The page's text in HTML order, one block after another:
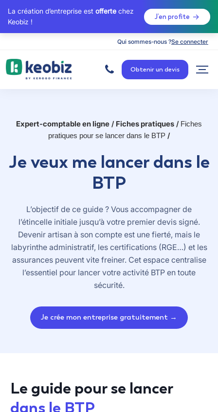
La création d’entreprise est offerte chez
Keobiz !
J’en profite
Qui sommes-nous ?Se connecter
c
c
u
e
Obtenir un devis
Expert-comptable en ligne / Fiches pratiques / Fiches
pratiques pour se lancer dans le BTP /
Je veux me lancer dans le
BTP
L’objectif de ce guide ? Vous accompagner de
l’étincelle initiale jusqu’à votre premier devis signé.
Devenir artisan à son compte est une fierté, mais le
labyrinthe administratif, les certifications (RGE…) et les
assurances peuvent vite freiner. Cet espace centralise
l’essentiel pour lancer votre activité BTP en toute
sécurité.
Je crée mon entreprise gratuitement →
Le guide pour se lancer
dans le BTP